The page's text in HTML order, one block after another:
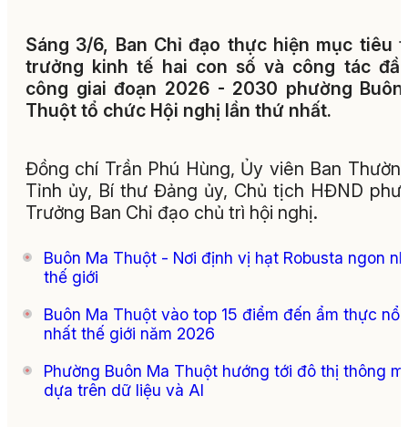
Sáng 3/6, Ban Chỉ đạo thực hiện mục tiêu
trưởng kinh tế hai con số và công tác
công giai đoạn 2026 - 2030 phường Buôn
Thuột tổ chức Hội nghị lần thứ nhất.
Đồng chí Trần Phú Hùng, Ủy viên Ban
Tỉnh ủy, Bí thư Đảng ủy, Chủ tịch HĐND
Trưởng Ban Chỉ đạo chủ trì hội nghị.
Buôn Ma Thuột - Nơi định vị hạt Robusta ngon
thế giới
Buôn Ma Thuột vào top 15 điểm đến ẩm thực nổi
nhất thế giới năm 2026
Phường Buôn Ma Thuột hướng tới đô thị thông
dựa trên dữ liệu và AI